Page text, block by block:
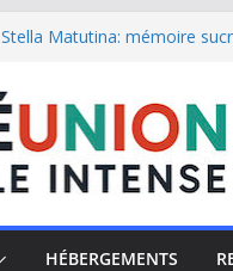
Stella Matutina: mémoire
Le samoussa de La Réunion,
Le Musée du sel de Saint
HÉBERGEMENTS